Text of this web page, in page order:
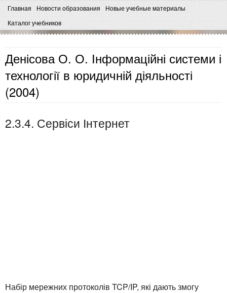
Главная Новости образования
Новые учебные материалы
Каталог учебников
Денісова О. О. Інформаційні системи і
технології в юридичній діяльності
(2004)
2.3.4. Сервіси Інтернет
Набір мережних протоколів TCP/IP, які дають змогу